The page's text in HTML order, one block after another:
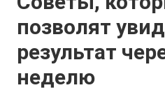
позволят
результат
неделю